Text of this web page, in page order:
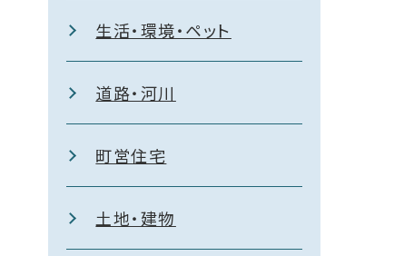
生活・環境・ペット
道路・河川
町営住宅
土地・建物